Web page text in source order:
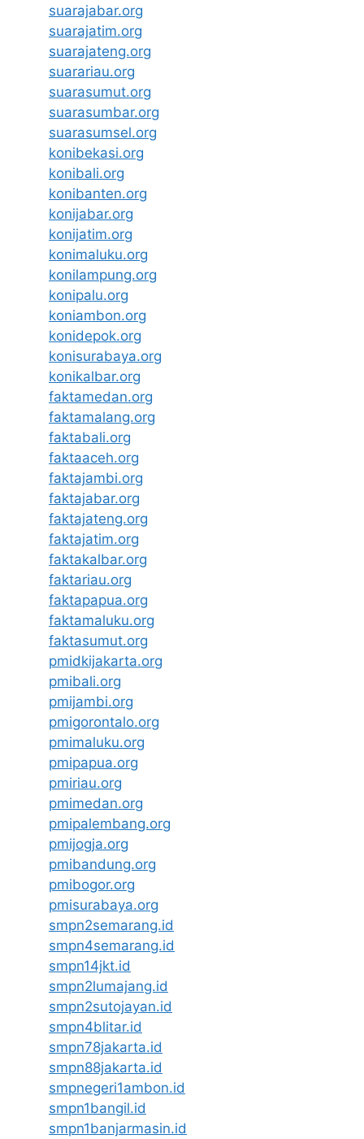
suarajabar.org
suarajatim.org
suarajateng.org
suarariau.org
suarasumut.org
suarasumbar.org
suarasumsel.org
konibekasi.org
konibali.org
konibanten.org
konijabar.org
konijatim.org
konimaluku.org
konilampung.org
konipalu.org
koniambon.org
konidepok.org
konisurabaya.org
konikalbar.org
faktamedan.org
faktamalang.org
faktabali.org
faktaaceh.org
faktajambi.org
faktajabar.org
faktajateng.org
faktajatim.org
faktakalbar.org
faktariau.org
faktapapua.org
faktamaluku.org
faktasumut.org
pmidkijakarta.org
pmibali.org
pmijambi.org
pmigorontalo.org
pmimaluku.org
pmipapua.org
pmiriau.org
pmimedan.org
pmipalembang.org
pmijogja.org
pmibandung.org
pmibogor.org
pmisurabaya.org
smpn2semarang.id
smpn4semarang.id
smpn14jkt.id
smpn2lumajang.id
smpn2sutojayan.id
smpn4blitar.id
smpn78jakarta.id
smpn88jakarta.id
smpnegeri1ambon.id
smpn1bangil.id
smpn1banjarmasin.id